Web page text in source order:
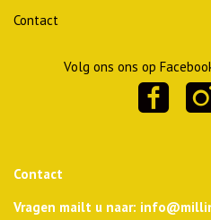
Contact
Volg ons ons op
Contact
Vragen mailt u naar: